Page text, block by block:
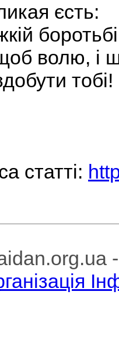
єсть:
боротьбі
волю, і
тобі!
статтi: